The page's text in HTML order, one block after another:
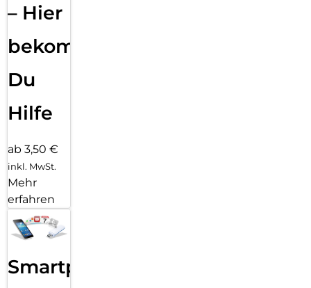
– Hier
bekommst
Du
Hilfe
ab 3,50 €
inkl. MwSt.
Mehr
erfahren
Smartphone